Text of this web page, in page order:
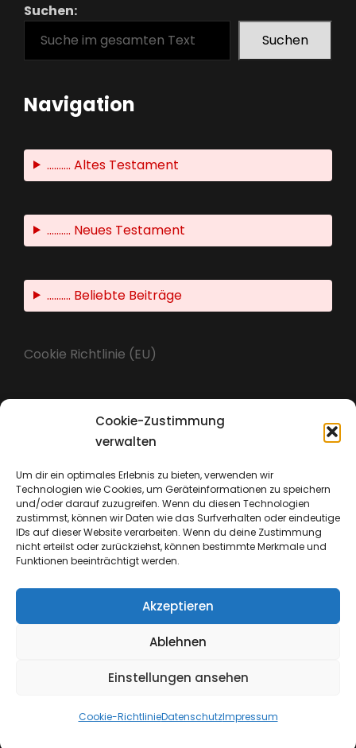
Cookie-Zustimmung
verwalten
Um dir ein optimales Erlebnis zu bieten, verwenden wir
Technologien wie Cookies, um Geräteinformationen zu speichern
und/oder darauf zuzugreifen. Wenn du diesen Technologien
zustimmst, können wir Daten wie das Surfverhalten oder eindeutige
IDs auf dieser Website verarbeiten. Wenn du deine Zustimmung
nicht erteilst oder zurückziehst, können bestimmte Merkmale und
Funktionen beeinträchtigt werden.
Akzeptieren
Ablehnen
Einstellungen ansehen
Cookie-RichtlinieDatenschutzImpressum
Suchen:
Suchen
Navigation
.......... Altes Testament
.......... Neues Testament
.......... Beliebte Beiträge
Cookie Richtlinie (EU)
Datenschutz
Datenschutz|Catch Shop Dark ByCatch Themes